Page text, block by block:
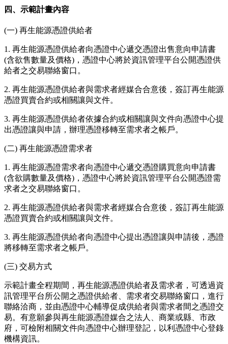
四、示範計畫內容
(一) 再生能源憑證供給者
1. 再生能源憑證供給者向憑證中心遞交憑證出售意向申請書
(含欲售數量及價格)，憑證中心將於資訊管理平台公開憑證供
給者之交易聯絡窗口。
2. 再生能源憑證供給者與需求者經媒合合意後，簽訂再生能源
憑證買賣合約或相關讓與文件。
3. 再生能源憑證供給者依據合約或相關讓與文件向憑證中心提
出憑證讓與申請，辦理憑證移轉至需求者之帳戶。
(二) 再生能源憑證需求者
1. 再生能源憑證需求者向憑證中心遞交憑證購買意向申請書
(含欲購數量及價格)，憑證中心將於資訊管理平台公開憑證需
求者之交易聯絡窗口。
2. 再生能源憑證供給者與需求者經媒合合意後，簽訂再生能源
憑證買賣合約或相關讓與文件。
3. 再生能源憑證供給者向憑證中心提出憑證讓與申請後，憑證
將移轉至需求者之帳戶。
(三) 交易方式
示範計畫全程期間，再生能源憑證供給者及需求者，可透過資
訊管理平台所公開之憑證供給者、需求者交易聯絡窗口，進行
聯絡洽商，並由憑證中心輔導促成供給者與需求者間之憑證交
易。有意願參與再生能源憑證媒合之法人、商業或縣、市政
府，可檢附相關文件向憑證中心辦理登記，以利憑證中心登錄
機構資訊。